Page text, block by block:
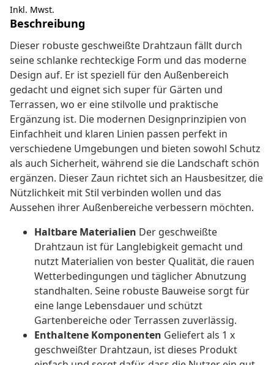
Inkl. Mwst.
Beschreibung
Dieser robuste geschweißte Drahtzaun fällt durch
seine schlanke rechteckige Form und das moderne
Design auf. Er ist speziell für den Außenbereich
gedacht und eignet sich super für Gärten und
Terrassen, wo er eine stilvolle und praktische
Ergänzung ist. Die modernen Designprinzipien von
Einfachheit und klaren Linien passen perfekt in
verschiedene Umgebungen und bieten sowohl Schutz
als auch Sicherheit, während sie die Landschaft schön
ergänzen. Dieser Zaun richtet sich an Hausbesitzer, die
Nützlichkeit mit Stil verbinden wollen und das
Aussehen ihrer Außenbereiche verbessern möchten.
Haltbare Materialien Der geschweißte
Drahtzaun ist für Langlebigkeit gemacht und
nutzt Materialien von bester Qualität, die rauen
Wetterbedingungen und täglicher Abnutzung
standhalten. Seine robuste Bauweise sorgt für
eine lange Lebensdauer und schützt
Gartenbereiche oder Terrassen zuverlässig.
Enthaltene Komponenten Geliefert als 1 x
geschweißter Drahtzaun, ist dieses Produkt